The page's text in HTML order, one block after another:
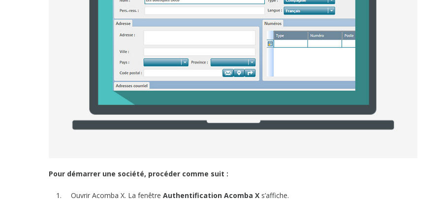
Pour démarrer une société, procéder comme suit :
Ouvrir Acomba X. La fenêtre Authentification Acomba X s’affiche.